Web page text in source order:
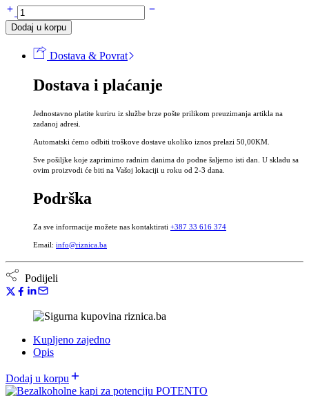
Bezalkoholne
kapi
za
potenciju
POTENTO®
alkohola
količina
Dodaj u korpu
Dostava & Povrat
Dostava i plaćanje
Jednostavno platite kuriru iz službe brze pošte prilikom preuzimanja artikla na
zadanoj adresi.
Automatski ćemo odbiti troškove dostave ukoliko iznos prelazi 50,00KM.
Sve pošiljke koje zaprimimo radnim danima do podne šaljemo isti dan. U skladu sa
ovim proizvodi će biti na Vašoj lokaciji u roku od 2-3 dana.
Podrška
Za sve informacije možete nas kontaktirati +387 33 616 374
Email: info@riznica.ba
Podijeli
Kupljeno zajedno
Opis
Dodaj u korpu